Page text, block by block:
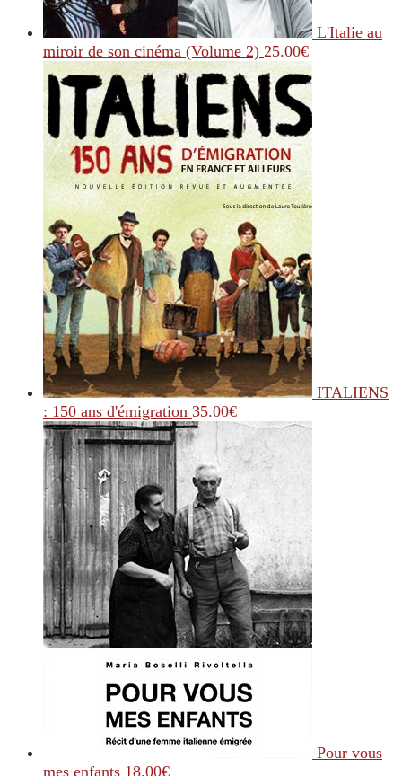
L'Italie au
miroir de son cinéma (Volume 2) 25.00€
ITALIENS
: 150 ans d'émigration 35.00€
Pour vous
mes enfants 18.00€